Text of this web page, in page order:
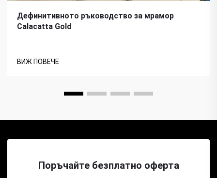
Дефинитивното ръководство за мрамор
Calacatta Gold
ВИЖ ПОВЕЧЕ
Поръчайте безплатно оферта